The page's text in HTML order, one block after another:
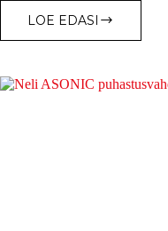
LOE EDASI
ASONIC
PRO
TOODETE